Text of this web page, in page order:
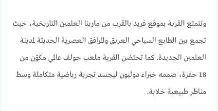
وتتمتع القرية بموقع فريد بالقرب من مارينا العلمين التاريخية، حيث
تجمع بين الطابع السياحي العريق والمرافق العصرية الحديثة لمدينة
العلمين الجديدة. كما تحتضن القرية ملعب جولف عالمي مكوّن من
18 حفرة، صممه خبراء دوليون ليجسد تجربة رياضية متكاملة وسط
مناظر طبيعية خلابة.